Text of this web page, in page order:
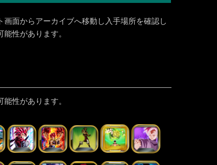
面からアーカイブへ移動し入手場所を確認し
性があります。
性があります。